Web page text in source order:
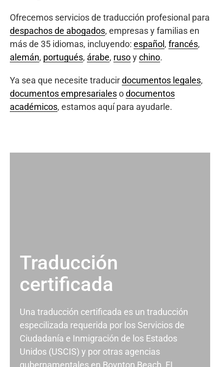
Ofrecemos servicios de traducción profesional para
despachos de abogados, empresas y familias en
más de 35 idiomas, incluyendo: español , francés,
alemán, portugués, árabe, rusoychino.
Ya sea que necesite traducirdocumentos legales,
documentos empresarialesodocumentos
académicos, estamos aquí para ayudarle.
Traducción
certificada
Una traducción certificada es un traducción
especilizada requerida por los Servicios de
Ciudadanía e Inmigración de los Estados
Unidos (USCIS) y por otras agencias
gubernamentales en Boynton Beach, FL